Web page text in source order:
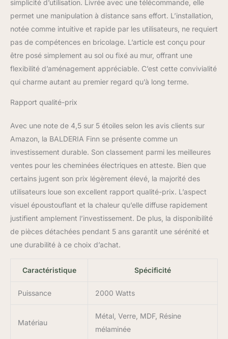
détaillée
simplicité d’utilisation. Livrée avec une télécommande, elle
permet une manipulation à distance sans effort. L’installation,
notée comme intuitive et rapide par les utilisateurs, ne requiert
pas de compétences en bricolage. L’article est conçu pour
être posé simplement au sol ou fixé au mur, offrant une
flexibilité d’aménagement appréciable. C’est cette convivialité
qui charme autant au premier regard qu’à long terme.
Rapport qualité-prix
Avec une note de 4,5 sur 5 étoiles selon les avis clients sur
Amazon, la BALDERIA Finn se présente comme un
investissement durable. Son classement parmi les meilleures
ventes pour les cheminées électriques en atteste. Bien que
certains jugent son prix légèrement élevé, la majorité des
utilisateurs loue son excellent rapport qualité-prix. L’aspect
visuel époustouflant et la chaleur qu’elle diffuse rapidement
justifient amplement l’investissement. De plus, la disponibilité
de pièces détachées pendant 5 ans garantit une sérénité et
une durabilité à ce choix d’achat.
Caractéristique Spécificité
Puissance 2000 Watts
Matériau
Métal, Verre, MDF, Résine
mélaminée